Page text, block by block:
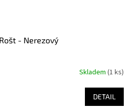
- Nerezový
Skladem (1 ks)
DETAIL